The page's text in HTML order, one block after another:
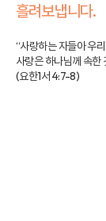
흘려보냅니다.
“사랑하는 자들아 우
사랑은 하나님께 속한
(요한1서 4:7-8)